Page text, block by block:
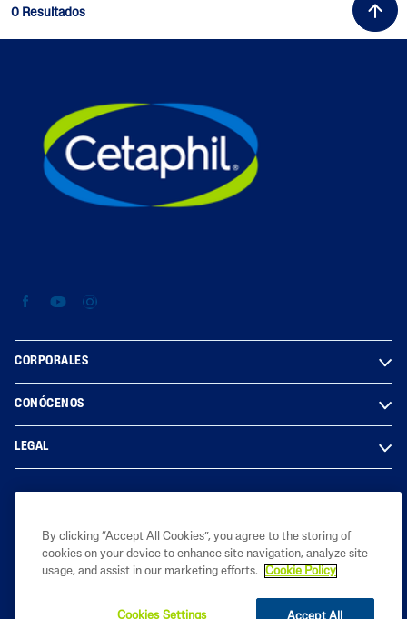
0 Resultados
CORPORALES
CONÓCENOS
LEGAL
reservados. Todas las marcas registradas son propiedad de sus
respectivos dueños. Este sitio está destinado únicamente a las
audiencias de Argentina.
By clicking “Accept All Cookies”, you agree to the storing of
cookies on your device to enhance site navigation, analyze site
usage, and assist in our marketing efforts.
Cookie Policy
Cookies Settings